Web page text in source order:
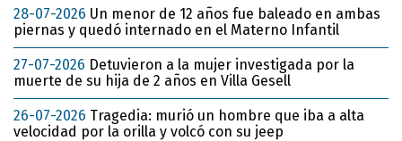
28-07-2026 Un menor de 12 años fue baleado en ambas
piernas y quedó internado en el Materno Infantil
27-07-2026 Detuvieron a la mujer investigada por la
muerte de su hija de 2 años en Villa Gesell
26-07-2026 Tragedia: murió un hombre que iba a alta
velocidad por la orilla y volcó con su jeep